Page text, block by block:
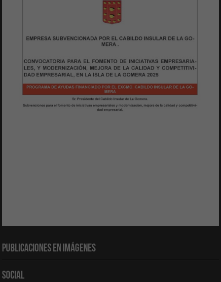
Publicaciones en Imágenes
Social